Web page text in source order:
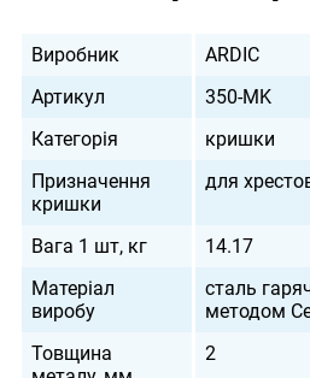
Виробник
ARDIC
Артикул
350-MK
Категорія
кришки
Призначення
кришки
для
Вага 1 шт, кг
14.17
Матеріал
виробу
сталь
методом
Товщина
2